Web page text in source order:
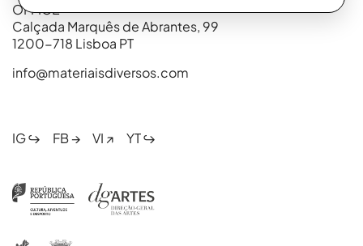
OFFICE
Calçada Marquês de Abrantes, 99
1200-718 Lisboa PT
info@materiaisdiversos.com
IG ↪ FB → VI ↗ YT ↪